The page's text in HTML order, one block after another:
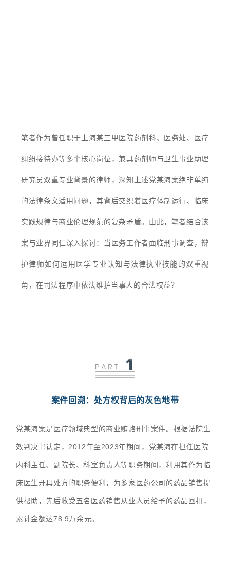
笔者作为曾任职于上海某三甲医院药剂科、医务处、医疗
纠纷接待办等多个核心岗位，兼具药剂师与卫生事业助理
研究员双重专业背景的律师，深知上述党某海案绝非单纯
的法律条文适用问题，其背后交织着医疗体制运行、临床
实践规律与商业伦理规范的复杂矛盾。由此，笔者结合该
案与业界同仁深入探讨：当医务工作者面临刑事调查，辩
护律师如何运用医学专业认知与法律执业技能的双重视
角，在司法程序中依法维护当事人的合法权益？
案件回溯：处方权背后的灰色地带
党某海案是医疗领域典型的商业贿赂刑事案件。根据法院生
效判决书认定，2012年至2023年期间，党某海在担任医院
内科主任、副院长、科室负责人等职务期间，利用其作为临
床医生开具处方的职务便利，为多家医药公司的药品销售提
供帮助，先后收受五名医药销售从业人员给予的药品回扣，
累计金额达78.9万余元。